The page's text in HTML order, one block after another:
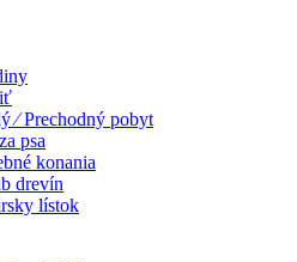
⁄ Prechodný pobyt
psa
konania
drevín
lístok